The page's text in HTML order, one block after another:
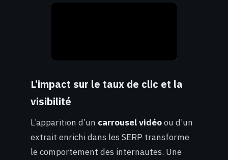
L’impact sur le taux de clic et la
visibilité
L’apparition d’un carrousel vidéoou d’un
extrait enrichi dans les SERP transforme
le comportement des internautes. Une